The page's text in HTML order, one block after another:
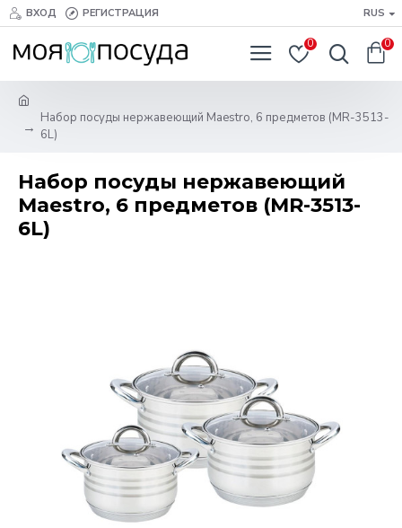
ВХОД РЕГИСТРАЦИЯ RUS
0 0
Набор посуды нержавеющий Maestro, 6 предметов (MR-3513-
6L)
Набор посуды нержавеющий
Maestro, 6 предметов (MR-3513-
6L)